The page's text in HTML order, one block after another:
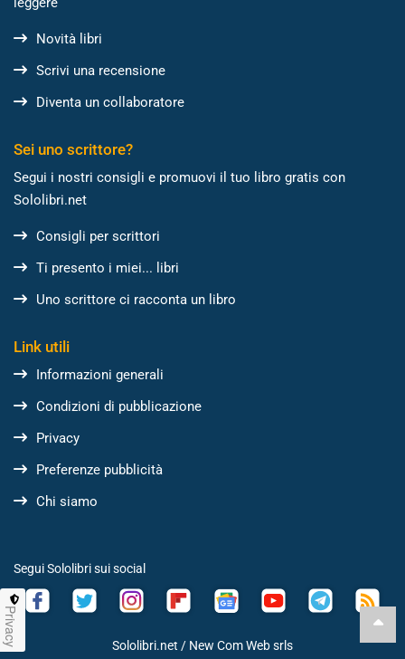
Novità libri
Scrivi una recensione
Diventa un collaboratore
Sei uno scrittore?
Segui i nostri consigli e promuovi il tuo libro gratis con
Sololibri.net
Consigli per scrittori
Ti presento i miei... libri
Uno scrittore ci racconta un libro
Link utili
Informazioni generali
Condizioni di pubblicazione
Privacy
Preferenze pubblicità
Chi siamo
Segui Sololibri sui social
Sololibri.net / New Com Web srls
Privacy